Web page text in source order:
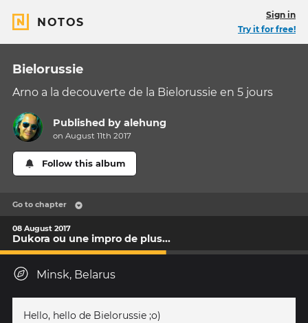
NOTOS
Sign in
Try it for free!
Bielorussie
Arno a la decouverte de la Bielorussie en 5 jours
Published byalehung
on August 11th 2017
Follow this album
Go to chapter
08 August 2017
Dukora ou une impro de plus...
Minsk, Belarus
Hello, hello de Bielorussie ;o)